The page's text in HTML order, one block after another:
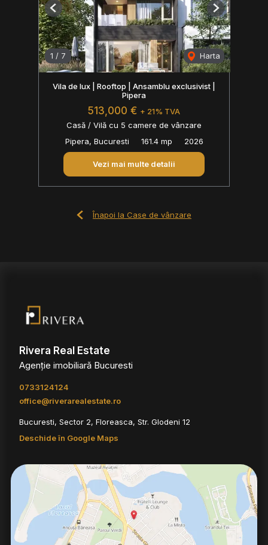
1 / 7 Harta
Previous Next
Vila de lux | Rooftop | Ansamblu exclusivist |
Pipera
513,000 € + 21% TVA
Casă / Vilă cu 5 camere de vânzare
Pipera, Bucuresti
161.4 mp 2026
Vezi mai multe detalii
Înapoi la Case de vânzare
Rivera Real Estate
Agenție imobiliară Bucuresti
0733124124
office@riverarealestate.ro
Bucuresti, Sector 2, Floreasca, Str. Glodeni 12
Deschide în Google Maps